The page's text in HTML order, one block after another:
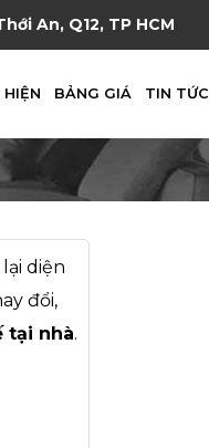
An, Q12, TP HCM
BẢNG GIÁ TIN TỨC
diện
đổi,
tại nhà.